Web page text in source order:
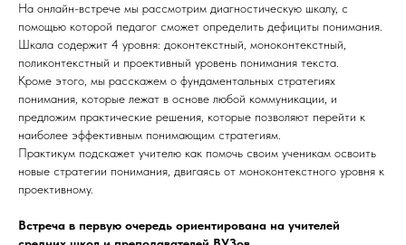
На онлайн-встрече мы рассмотрим диагностическую шкалу, с
помощью которой педагог сможет определить дефициты понимания.
Шкала содержит 4 уровня: доконтекстный, моноконтекстный,
поликонтекстный и проективный уровень понимания текста.
Кроме этого, мы расскажем о фундаментальных стратегиях
понимания, которые лежат в основе любой коммуникации, и
предложим практические решения, которые позволяют перейти к
наиболее эффективным понимающим стратегиям.
Практикум подскажет учителю как помочь своим ученикам освоить
новые стратегии понимания, двигаясь от моноконтекстного уровня к
проективному.
Встреча в первую очередь ориентирована на учителей